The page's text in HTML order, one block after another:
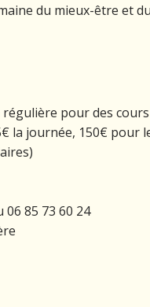
du mieux-être et du
pour des
la journée, 150€ pour
06 85 73 60 24